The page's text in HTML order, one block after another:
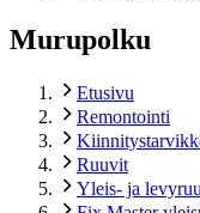
Murupolku
Etusivu
Remontointi
Ruuvit
Yleis- ja